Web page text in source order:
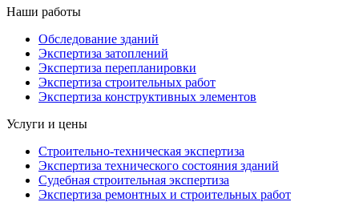
Наши работы
Обследование зданий
Экспертиза затоплений
Экспертиза перепланировки
Экспертиза строительных работ
Экспертиза конструктивных элементов
Услуги и цены
Строительно-техническая экспертиза
Экспертиза технического состояния зданий
Судебная строительная экспертиза
Экспертиза ремонтных и строительных работ